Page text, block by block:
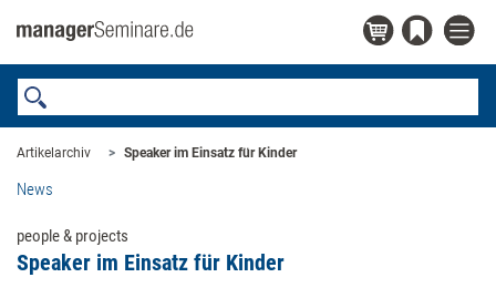
Artikelarchiv Speaker im Einsatz für Kinder
News
people & projects
Speaker im Einsatz für Kinder